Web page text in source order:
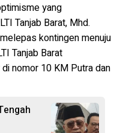
yang
Tanjab Barat, Mhd.
kontingen menuju
Tanjab Barat
nomor 10 KM Putra dan